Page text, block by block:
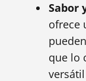
Sabor
ofrece
que lo